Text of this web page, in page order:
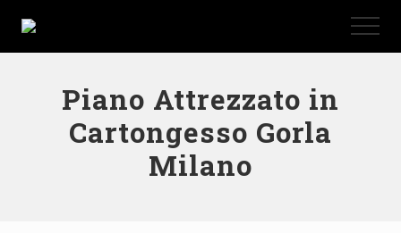
contenuto
piè
Menu
Piano Attrezzato in
Cartongesso Gorla
Milano